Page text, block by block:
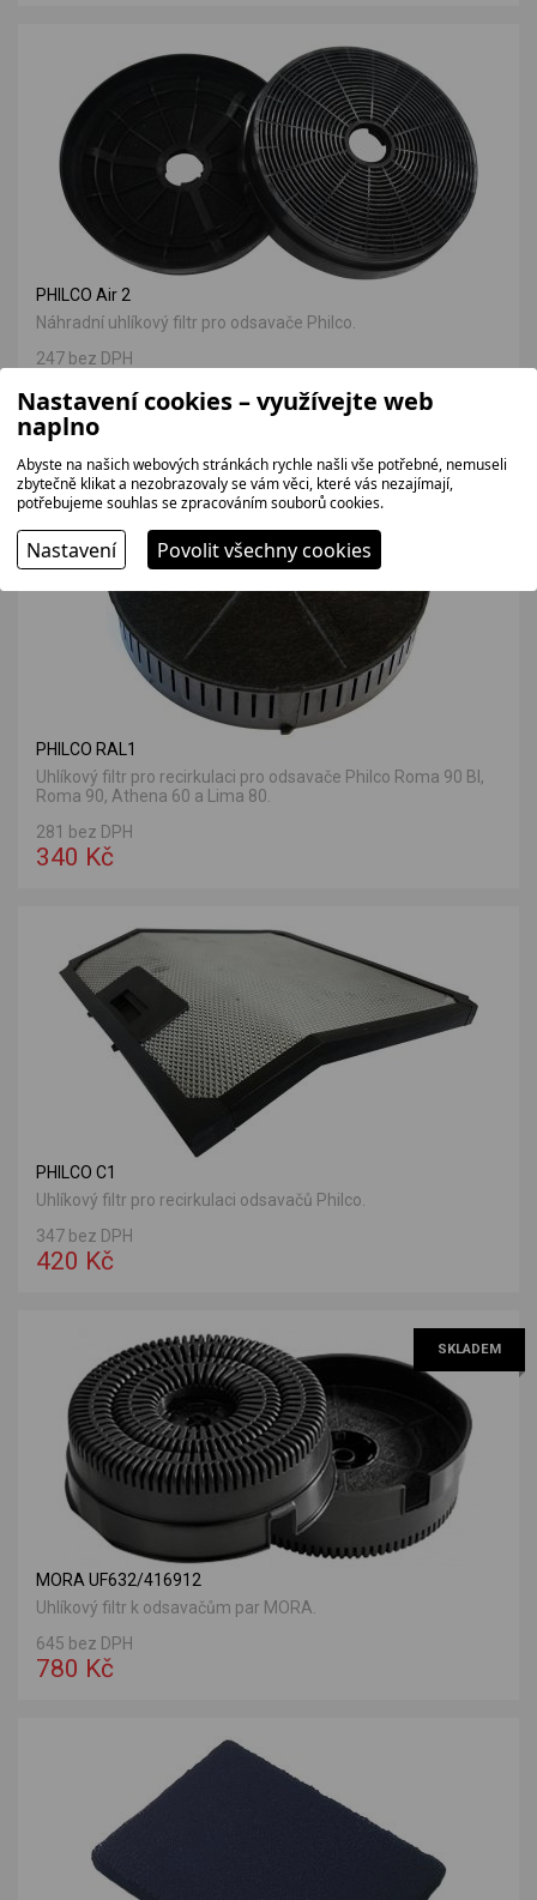
PHILCO Air 2
Náhradní uhlíkový filtr pro odsavače Philco.
247 bez DPH
PHILCO RAL1
Uhlíkový filtr pro recirkulaci pro odsavače Philco Roma 90 Bl,
Roma 90, Athena 60 a Lima 80.
281 bez DPH
340 Kč
PHILCO C1
Uhlíkový filtr pro recirkulaci odsavačů Philco.
347 bez DPH
420 Kč
SKLADEM
MORA UF632/416912
Uhlíkový filtr k odsavačům par MORA.
645 bez DPH
780 Kč
Nastavení cookies – využívejte web
naplno
Abyste na našich webových stránkách rychle našli vše potřebné, nemuseli
zbytečně klikat a nezobrazovaly se vám věci, které vás nezajímají,
potřebujeme souhlas se zpracováním souborů cookies.
Nastavení Povolit všechny cookies